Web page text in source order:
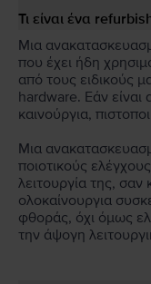
Τι είναι ένα
Μια
που έχει ήδη
από τους ειδικούς
hardware. Εάν είναι
καινούργια,
Μια
ποιοτικούς
λειτουργία της,
ολοκαίνουργια
φθοράς, όχι όμως
την άψογη